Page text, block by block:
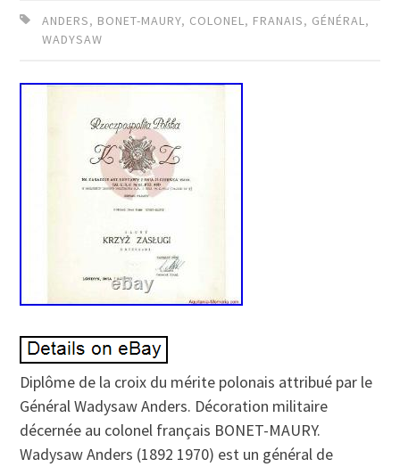
ANDERS, BONET-MAURY, COLONEL, FRANAIS, GÉNÉRAL,
WADYSAW
Diplôme de la croix du mérite polonais attribué par le
Général Wadysaw Anders. Décoration militaire
décernée au colonel français BONET-MAURY.
Wadysaw Anders (1892 1970) est un général de